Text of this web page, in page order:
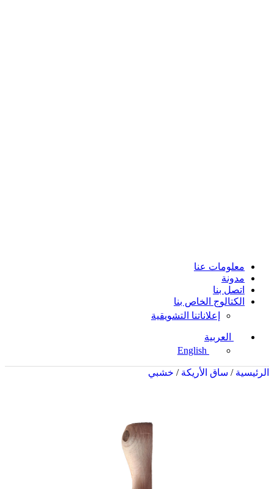
معلومات عنا
مدونة
اتصل بنا
الكتالوج الخاص بنا
إعلاناتنا التشويقية
العربية
English
الرئيسية/ ساق الأريكة/ خشبي